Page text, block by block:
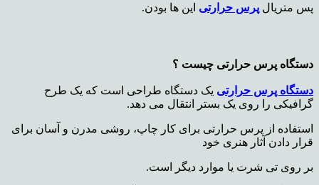
پس متریال پرس حرارتی این ها بودن.
دستگاه پرس حرارتی چیست ؟
دستگاه پرس حرارتی یک دستگاه طراحی است که یک طرح
گرافیکی را روی یک بستر انتقال می دهد.
استفاده از پرس حرارتی برای کار چاپ، روشی مدرن و آسان برای
قرار دادن آثار هنری خود
بر روی تی شرت یا موارد دیگر است.